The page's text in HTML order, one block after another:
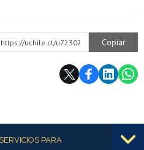
https://uchile.cl/u72302 Copiar
PARA